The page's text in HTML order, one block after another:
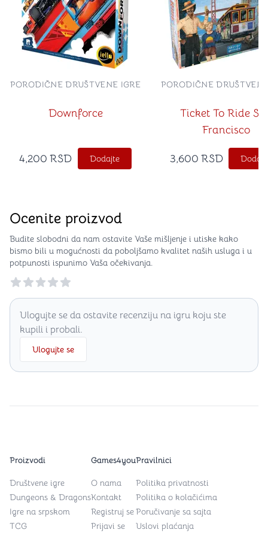
Downforce
PORODIČNE DRUŠTVENE IGRE
4,200 RSD Dodajte
Ticket To Ride
Francisco
PORODIČNE
3,600 RSD
Ocenite proizvod
Budite slobodni da nam ostavite Vaše mišljenje i utiske kako
bismo bili u mogućnosti da poboljšamo kvalitet naših usluga i u
potpunosti ispunimo Vaša očekivanja.
Reviews
Ulogujte se da ostavite recenziju na igru koju ste
kupili i probali.
Ulogujte se
Proizvodi
Društvene igre
Dungeons & Dragons
Igre na srpskom
TCG
Games4you
O nama
Kontakt
Registruj se
Prijavi se
Pravilnici
Politika privatnosti
Politika o kolačićima
Poručivanje sa sajta
Uslovi plaćanja